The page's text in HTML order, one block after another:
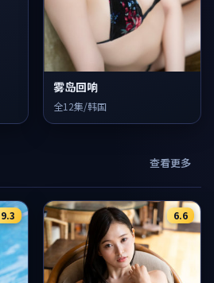
雾岛回响
全12集/韩国
查看更多
9.3 6.6